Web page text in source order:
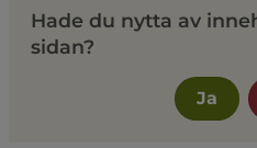
Hade du nytta av
sidan?
Ja